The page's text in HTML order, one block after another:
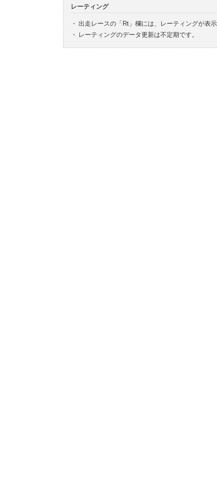
レーティング
・ 出走レースの「Rt」欄には、レーティングが表
・
レーティングのデータ更新は不定期です。